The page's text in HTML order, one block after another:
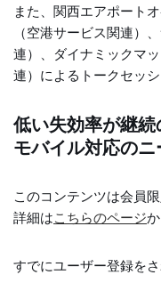
また、関西エアポート
（空港サービス関連）
連）、ダイナミックマ
連）によるトークセッシ
低い失効率が継続
モバイル対応の
このコンテンツは会員
詳細はこちらのページ
すでにユーザー登録を